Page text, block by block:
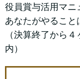
役員賞与活用マニ
あなたがやること
（決算終了から
内）